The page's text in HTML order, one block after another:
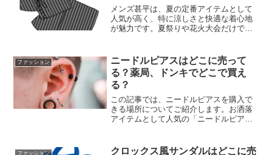
メンズ甚平は、夏の定番アイテムとして
人気が高く、特に涼しさと快適な着心地
が魅力です。夏祭りや花火大会だけでな
るでしょう。しかし、「どこで売ってい
るの？」と迷うこともある...
ファッション
ニードルピアスはどこに売って
る？薬局、ドンキでどこで買え
る？
この記事では、ニードルピアスを購入で
きる場所についてご紹介します。お洒落
アイテムとして人気の「ニードルピア
に入るのか分からず困っている方も少な
ファッション
クロックス風サンダルはどこに売